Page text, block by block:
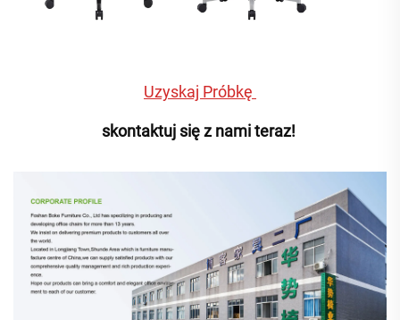
Uzyskaj Próbkę
skontaktuj się z nami teraz!